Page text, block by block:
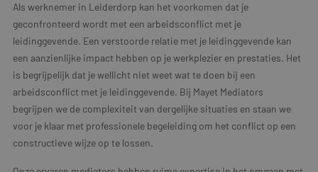
Als werknemer in Leiderdorp kan het voorkomen dat je
geconfronteerd wordt met een arbeidsconflict met je
leidinggevende. Een verstoorde relatie met je leidinggevende kan
een aanzienlijke impact hebben op je werkplezier en prestaties. Het
is begrijpelijk dat je wellicht niet weet wat te doen bij een
arbeidsconflict met je leidinggevende. Bij Mayet Mediators
begrijpen we de complexiteit van dergelijke situaties en staan we
voor je klaar met professionele begeleiding om het conflict op een
constructieve wijze op te lossen.